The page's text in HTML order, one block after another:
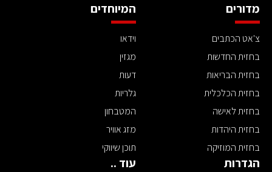
מדורים
צ'אט הכתבים
בחזית החדשות
בחזית הבריאות
בחזית הכלכלית
בחזית לאישה
בחזית היהדות
בחזית המוזיקה
המיוחדים
וידאו
מגזין
דעות
גלריות
המטבחון
מזג אוויר
תוכן שיווקי
הגדרות עוד ..